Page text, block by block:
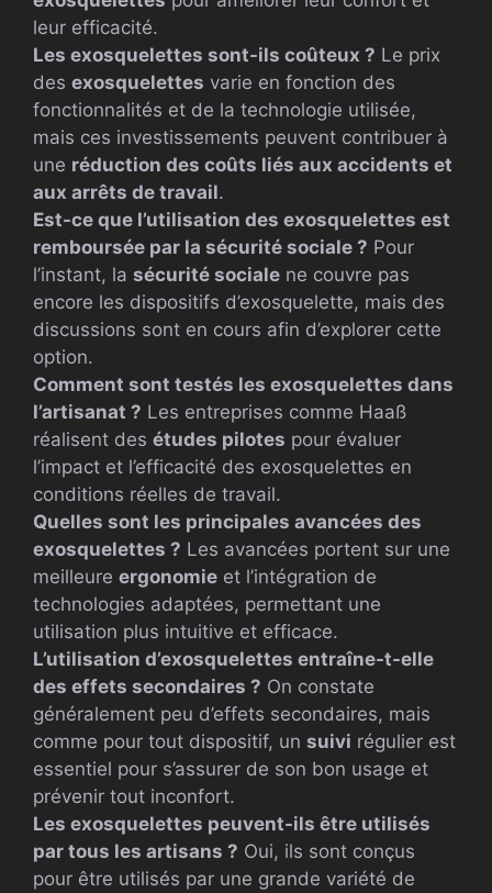
leur efficacité.
Les exosquelettes sont-ils coûteux ? Le prix
des exosquelettes varie en fonction des
fonctionnalités et de la technologie utilisée,
mais ces investissements peuvent contribuer à
une réduction des coûts liés aux accidents et
aux arrêts de travail.
Est-ce que l’utilisation des exosquelettes est
remboursée par la sécurité sociale ? Pour
l’instant, la sécurité sociale ne couvre pas
encore les dispositifs d’exosquelette, mais des
discussions sont en cours afin d’explorer cette
option.
Comment sont testés les exosquelettes dans
l’artisanat ? Les entreprises comme Haaß
réalisent des études pilotes pour évaluer
l’impact et l’efficacité des exosquelettes en
conditions réelles de travail.
Quelles sont les principales avancées des
exosquelettes ? Les avancées portent sur une
meilleure ergonomie et l’intégration de
technologies adaptées, permettant une
utilisation plus intuitive et efficace.
L’utilisation d’exosquelettes entraîne-t-elle
des effets secondaires ? On constate
généralement peu d’effets secondaires, mais
comme pour tout dispositif, un suivi régulier est
essentiel pour s’assurer de son bon usage et
prévenir tout inconfort.
Les exosquelettes peuvent-ils être utilisés
par tous les artisans ? Oui, ils sont conçus
pour être utilisés par une grande variété de